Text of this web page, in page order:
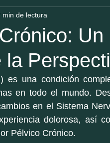
Un
la
min de lectura
es una condición
en todo el mundo.
en el Sistema
dolorosa, así
Pélvico Crónico.